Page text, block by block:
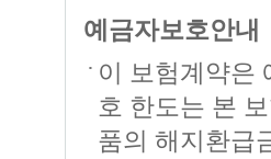
예금자보호안내
이 보험계약은
호 한도는 본
품의 해지환급